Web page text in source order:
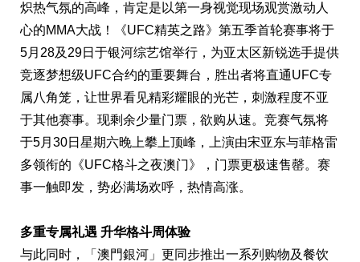
炽热气氛的高峰，肯定是以第一身视觉现场观赏激动人
心的MMA大战！《UFC精英之路》第五季首轮赛事将于
5月28及29日于银河综艺馆举行，为亚太区新锐选手提供
竞逐梦想级UFC合约的重要舞台，胜出者将直通UFC专
属八角笼，让世界看见精彩耀眼的光芒，刺激程度不亚
于其他赛事。现剩余少量门票，欲购从速。竞赛气氛将
于5月30日星期六晚上攀上顶峰，上演由宋亚东与菲格雷
多领衔的《UFC格斗之夜澳门》，门票更极速售罄。赛
事一触即发，势必满场欢呼，热情高涨。
多重专属礼遇 升华格斗周体验
与此同时，「澳門銀河」更同步推出一系列购物及餐饮